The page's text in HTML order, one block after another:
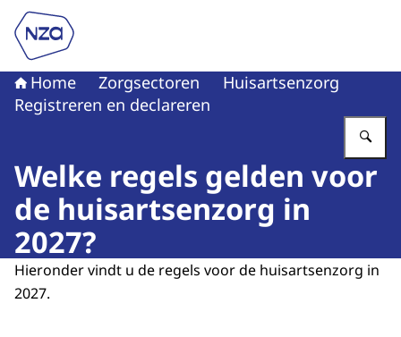
Naar de homepage van Nederlandse Zorgautoriteit
Home Zorgsectoren
Huisartsenzorg
Registreren en declareren
Welke regels gelden voor
de huisartsenzorg in
2027?
Hieronder vindt u de regels voor de huisartsenzorg in
2027.